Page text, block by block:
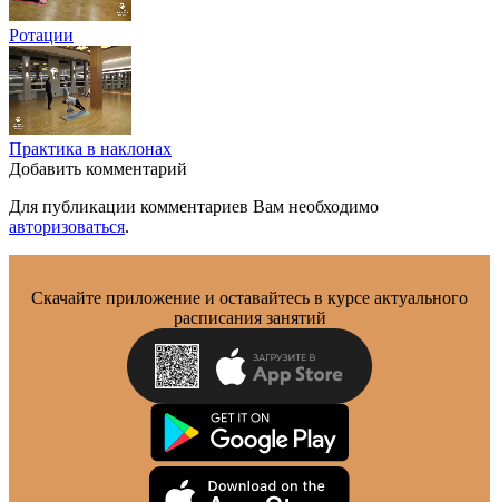
Ротации
Практика в наклонах
Добавить комментарий
Для публикации комментариев Вам необходимо
авторизоваться.
Скачайте приложение и оставайтесь в курсе актуального
расписания занятий